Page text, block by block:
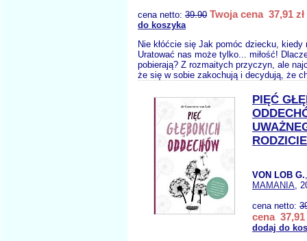
cena netto: 39.90 Twoja cena 37,91 zł
do koszyka
Nie kłóćcie się Jak pomóc dziecku, kiedy
Uratować nas może tylko... miłość!
pobierają? Z rozmaitych przyczyn, ale
że się w sobie zakochują i decydują, że
PIĘĆ
VON LOB G.
MAMANIA,
cena netto:
cena 37,91
dodaj do